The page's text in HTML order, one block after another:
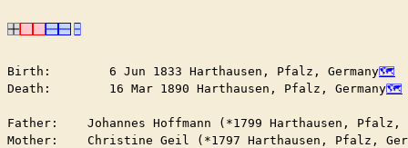
Birth:        6 Jun 1833 Harthausen, Pfalz, Germany
Death:        16 Mar 1890 Harthausen, Pfalz, Germany
Father:    Johannes Hoffmann (*1799 Harthausen, Pfalz,
Mother:    Christine Geil (*1797 Harthausen, Pfalz,